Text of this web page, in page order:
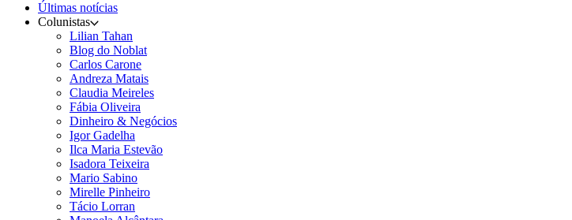
Últimas notícias
Colunistas
Lilian Tahan
Blog do Noblat
Carlos Carone
Andreza Matais
Claudia Meireles
Fábia Oliveira
Dinheiro & Negócios
Igor Gadelha
Ilca Maria Estevão
Isadora Teixeira
Mario Sabino
Mirelle Pinheiro
Tácio Lorran